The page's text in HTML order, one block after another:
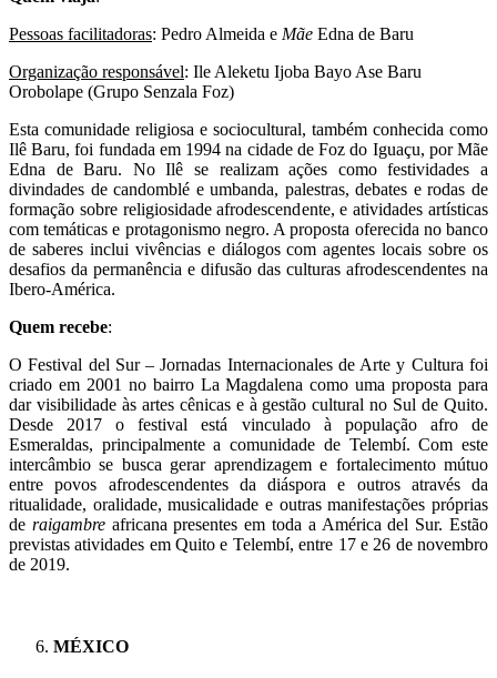
Pessoas facilitadoras: Pedro Almeida e Mãe Edna de Baru
Organização responsável: Ile Aleketu Ijoba Bayo Ase Baru
Orobolape (Grupo Senzala Foz)
Esta comunidade religiosa e sociocultural, também conhecida como
Ilê Baru, foi fundada em 1994 na cidade de Foz do Iguaçu, por Mãe
Edna de Baru. No Ilê se realizam ações como festividades a
divindades de candomblé e umbanda, palestras, debates e rodas de
formação sobre religiosidade afrodescendente, e atividades artísticas
com temáticas e protagonismo negro. A proposta oferecida no banco
de saberes inclui vivências e diálogos com agentes locais sobre os
desafios da permanência e difusão das culturas afrodescendentes na
Ibero-América.
Quem recebe:
O Festival del Sur – Jornadas Internacionales de Arte y Cultura foi
criado em 2001 no bairro La Magdalena como uma proposta para
dar visibilidade às artes cênicas e à gestão cultural no Sul de Quito.
Desde 2017 o festival está vinculado à população afro de
Esmeraldas, principalmente a comunidade de Telembí. Com este
intercâmbio se busca gerar aprendizagem e fortalecimento mútuo
entre povos afrodescendentes da diáspora e outros através da
ritualidade, oralidade, musicalidade e outras manifestações próprias
de raigambreafricana presentes em toda a América del Sur. Estão
previstas atividades em Quito e Telembí, entre 17 e 26 de novembro
de 2019.
MÉXICO